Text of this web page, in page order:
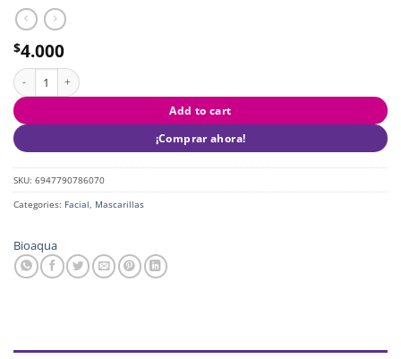
$4.000
Mascarilla Miel - Aloe Vera Bioaqua quantity
Add to cart
¡Comprar ahora!
SKU: 6947790786070
Categories: Facial Mascarillas
Bioaqua